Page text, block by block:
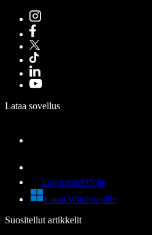
Lataa sovellus
Lataa macOS:lle
Lataa Windowsille
Suositellut artikkelit